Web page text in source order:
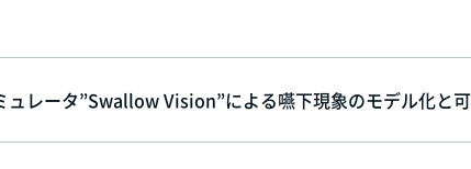
ュレータ”Swallow Vision”による嚥下現象のモデル化と可